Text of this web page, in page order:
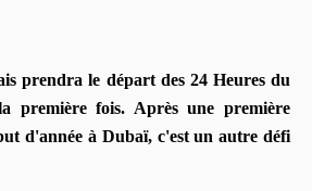
prendra le départ des 24 Heures du
première fois. Après une première
d'année à Dubaï, c'est un autre défi